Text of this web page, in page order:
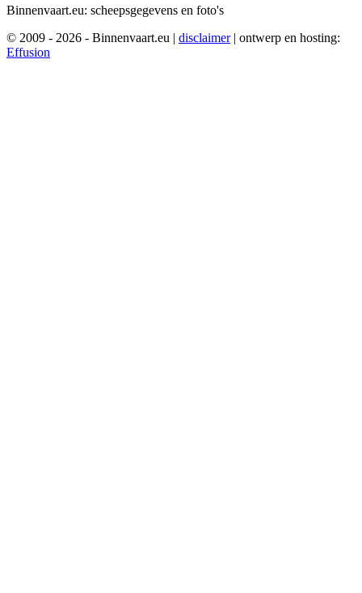
Binnenvaart.eu: scheepsgegevens en foto's
© 2009 - 2026 - Binnenvaart.eu | disclaimer | ontwerp en hosting:
Effusion